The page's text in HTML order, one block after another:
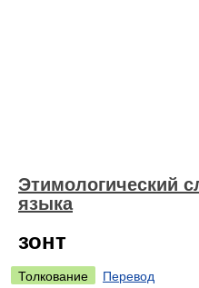
Этимологический
языка
зонт
Толкование
Перевод